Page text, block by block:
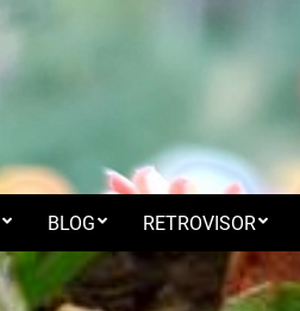
BLOG RETROVISOR